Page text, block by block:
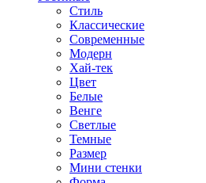
Стиль
Классические
Современные
Модерн
Хай-тек
Цвет
Белые
Венге
Светлые
Темные
Размер
Мини стенки